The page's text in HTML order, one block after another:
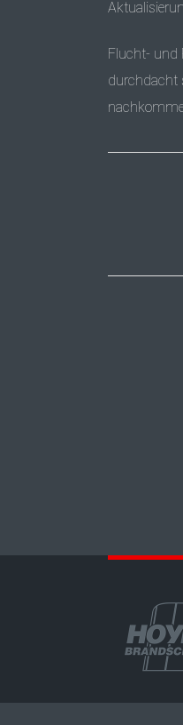
Flucht- und
durchdacht